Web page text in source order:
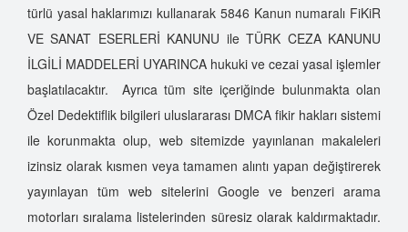
türlü yasal haklarımızı kullanarak 5846 Kanun numaralı FiKiR
VE SANAT ESERLERİ KANUNU ile TÜRK CEZA KANUNU
İLGİLİ MADDELERİ UYARINCA hukuki ve cezai yasal işlemler
başlatılacaktır. Ayrıca tüm site içeriğinde bulunmakta olan
Özel Dedektiflik bilgileri uluslararası DMCA fikir hakları sistemi
ile korunmakta olup, web sitemizde yayınlanan makaleleri
izinsiz olarak kısmen veya tamamen alıntı yapan değiştirerek
yayınlayan tüm web sitelerini Google ve benzeri arama
motorları sıralama listelerinden süresiz olarak kaldırmaktadır.